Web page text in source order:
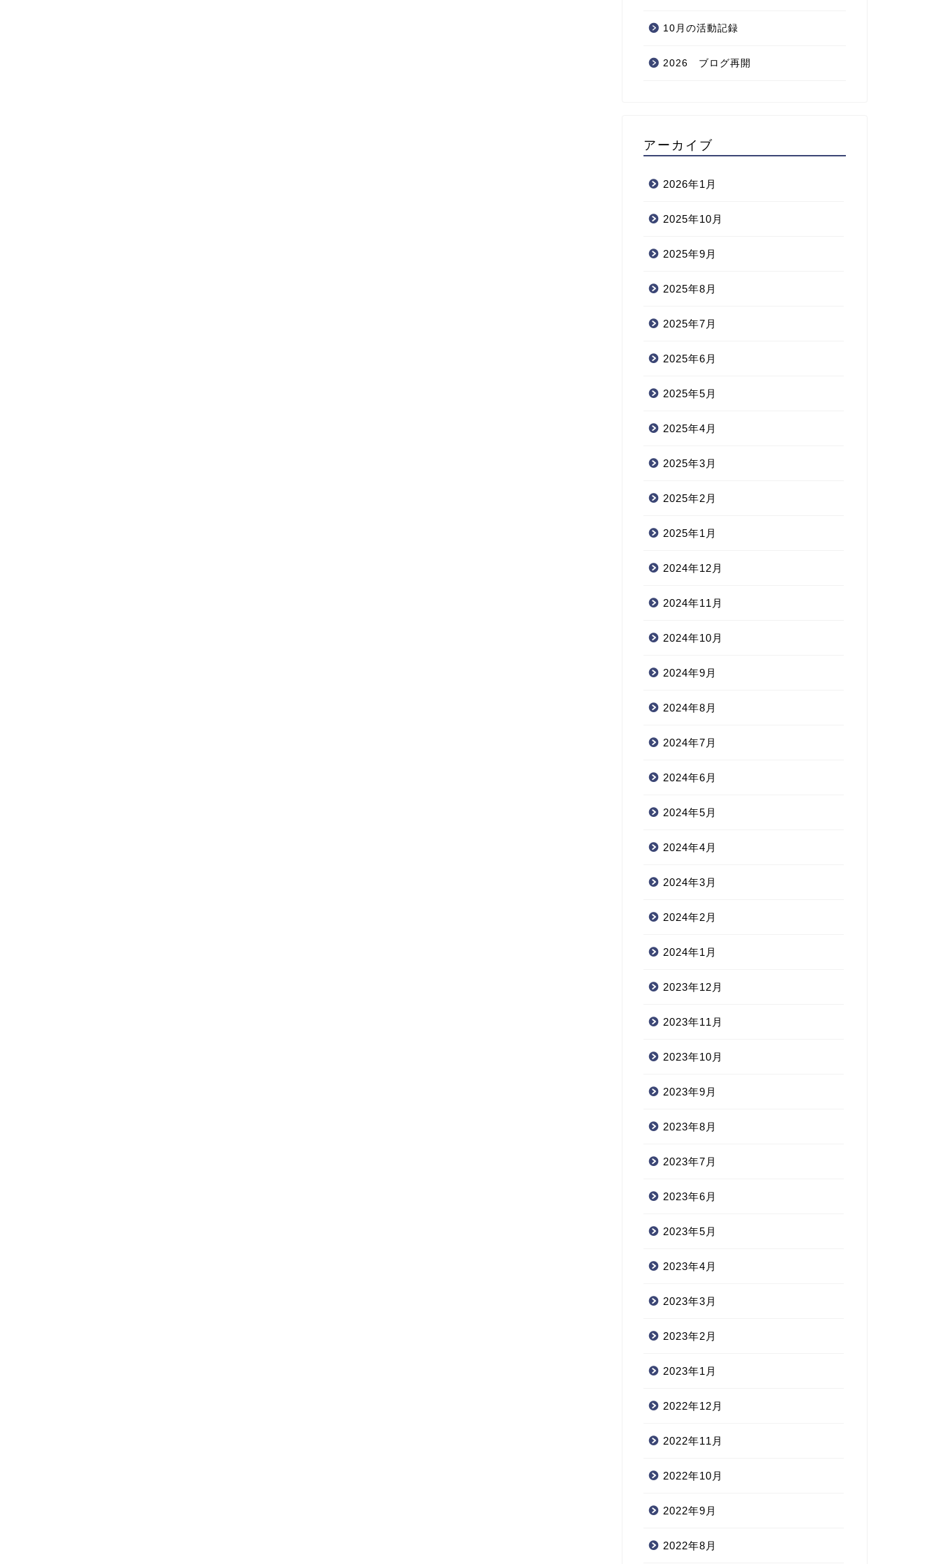
10月の活動記録
2026 ブログ再開
アーカイブ
2026年1月
2025年10月
2025年9月
2025年8月
2025年7月
2025年6月
2025年5月
2025年4月
2025年3月
2025年2月
2025年1月
2024年12月
2024年11月
2024年10月
2024年9月
2024年8月
2024年7月
2024年6月
2024年5月
2024年4月
2024年3月
2024年2月
2024年1月
2023年12月
2023年11月
2023年10月
2023年9月
2023年8月
2023年7月
2023年6月
2023年5月
2023年4月
2023年3月
2023年2月
2023年1月
2022年12月
2022年11月
2022年10月
2022年9月
2022年8月